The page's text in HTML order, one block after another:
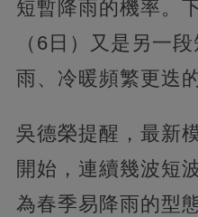
短暫降雨的機率。
（6日）又是另一
雨、冷暖頻繁更迭
吳德榮提醒，最新
開始，連續幾波短
為春季易降雨的型